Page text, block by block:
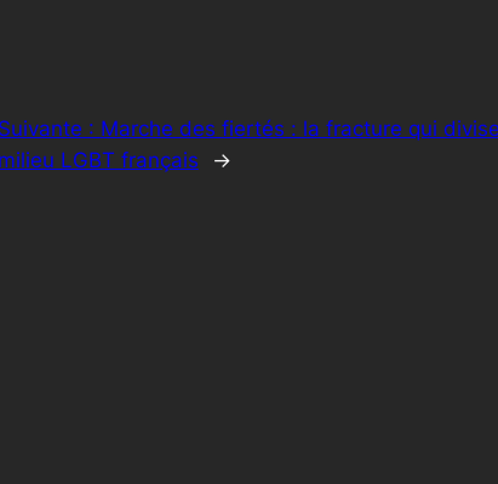
Suivante : Marche des fiertés : la fracture qui
milieu LGBT français
→